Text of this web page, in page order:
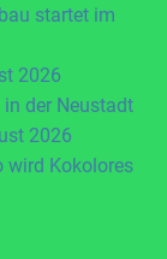
startet im
2026
der Neustadt
2026
wird Kokolores